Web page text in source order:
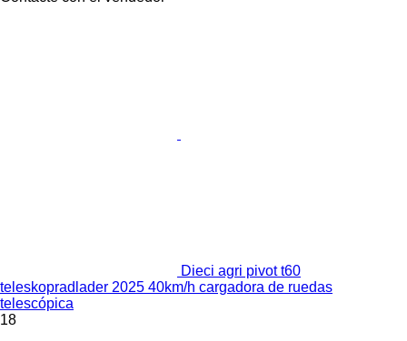
Dieci agri pivot t60
teleskopradlader 2025 40km/h cargadora de ruedas
telescópica
18